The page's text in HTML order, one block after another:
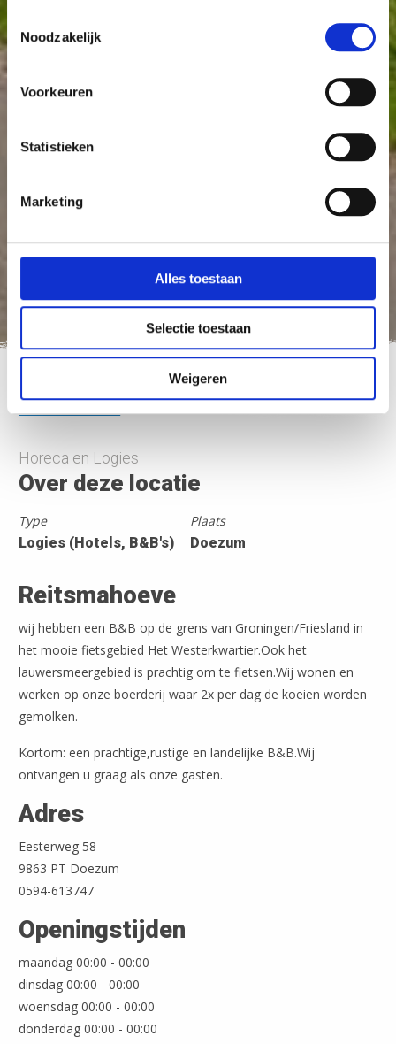
Noodzakelijk
Voorkeuren
Statistieken
Marketing
Alles toestaan
Selectie toestaan
Weigeren
Nederland Fietsland > Reitsmahoeve
Horeca en Logies
Over deze locatie
Type
Logies (Hotels, B&B's)
Plaats
Doezum
Reitsmahoeve
wij hebben een B&B op de grens van Groningen/Friesland in
het mooie fietsgebied Het Westerkwartier.Ook het
lauwersmeergebied is prachtig om te fietsen.Wij wonen en
werken op onze boerderij waar 2x per dag de koeien worden
gemolken.
Kortom: een prachtige,rustige en landelijke B&B.Wij
ontvangen u graag als onze gasten.
Adres
Eesterweg 58
9863 PT Doezum
0594-613747
Openingstijden
maandag 00:00 - 00:00
dinsdag 00:00 - 00:00
woensdag 00:00 - 00:00
donderdag 00:00 - 00:00